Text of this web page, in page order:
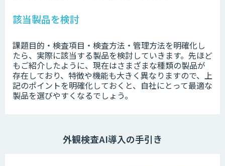
該当製品を検討
課題目的・検査項目・検査方法・管理方法を明確化し
たら、実際に該当する製品を検討していきます。先ほど
もご紹介したように、現在はさまざまな種類の製品が
存在しており、特徴や機能も大きく異なりますので、上
記のポイントを明確化しておくと、自社にとって最適な
製品を選びやすくなるでしょう。
外観検査AI導入の手引き